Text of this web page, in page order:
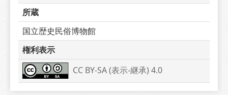
所蔵
国立歴史民俗博物館
権利表示
CC BY-SA (表示-継承) 4.0